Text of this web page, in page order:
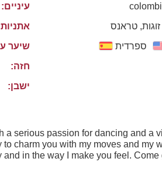
טראנס
ספרדית
עיניים:
שיער
חזה:
ישבן:
serious passion for dancing and a
charm you with my moves and my
in the way I make you feel.